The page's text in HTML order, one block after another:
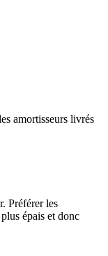
amortisseurs livrés
Préférer les
épais et donc